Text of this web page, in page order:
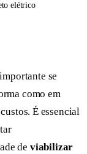
elétrico
se
como em
É essencial
de viabilizar